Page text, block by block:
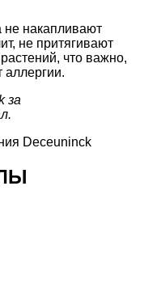
накапливают
не притягивают
что важно,
аллергии.
за
Deceuninck